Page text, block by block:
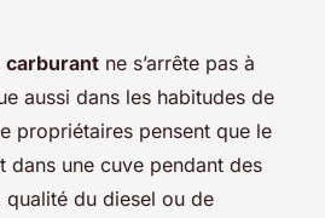
carburant ne s’arrête pas à
aussi dans les habitudes de
propriétaires pensent que le
dans une cuve pendant des
qualité du diesel ou de